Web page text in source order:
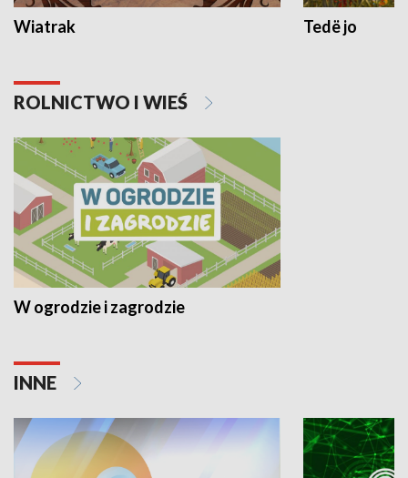
Wiatrak Tedë jo
ROLNICTWO I WIEŚ
W ogrodzie i zagrodzie
INNE